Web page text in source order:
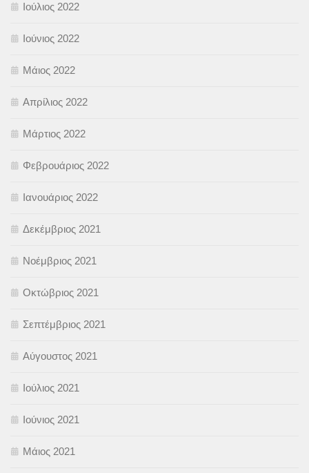
Ιούλιος 2022
Ιούνιος 2022
Μάιος 2022
Απρίλιος 2022
Μάρτιος 2022
Φεβρουάριος 2022
Ιανουάριος 2022
Δεκέμβριος 2021
Νοέμβριος 2021
Οκτώβριος 2021
Σεπτέμβριος 2021
Αύγουστος 2021
Ιούλιος 2021
Ιούνιος 2021
Μάιος 2021